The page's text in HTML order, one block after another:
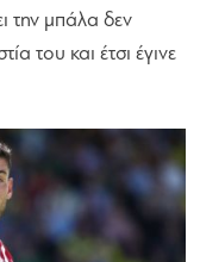
την μπάλα δεν
του και έτσι έγινε